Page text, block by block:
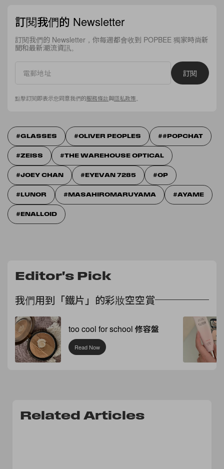
訂閱我們的 Newsletter
訂閱我們的 Newsletter，你每週都會收到 POPBEE 獨家時尚新
聞和最新潮流資訊。
訂閱
點擊訂閱即表示您同意我們的服務條款與隱私政策
GLASSES OLIVER PEOPLES #POPCHAT
ZEISS THE WAREHOUSE OPTICAL
JOEY CHAN EYEVAN 7285 OP
LUNOR MASAHIROMARUYAMA AYAME
ENALLOID
Editor's Pick
我們用到「鐵片」的彩妝空空賞
too cool for school 修容盤
Read Now
Related Articles